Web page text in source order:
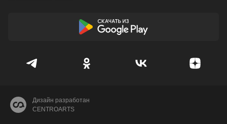
Дизайн разработан
CENTROARTS